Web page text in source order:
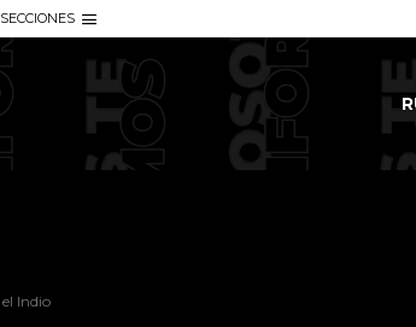
SECCIONES
Indio